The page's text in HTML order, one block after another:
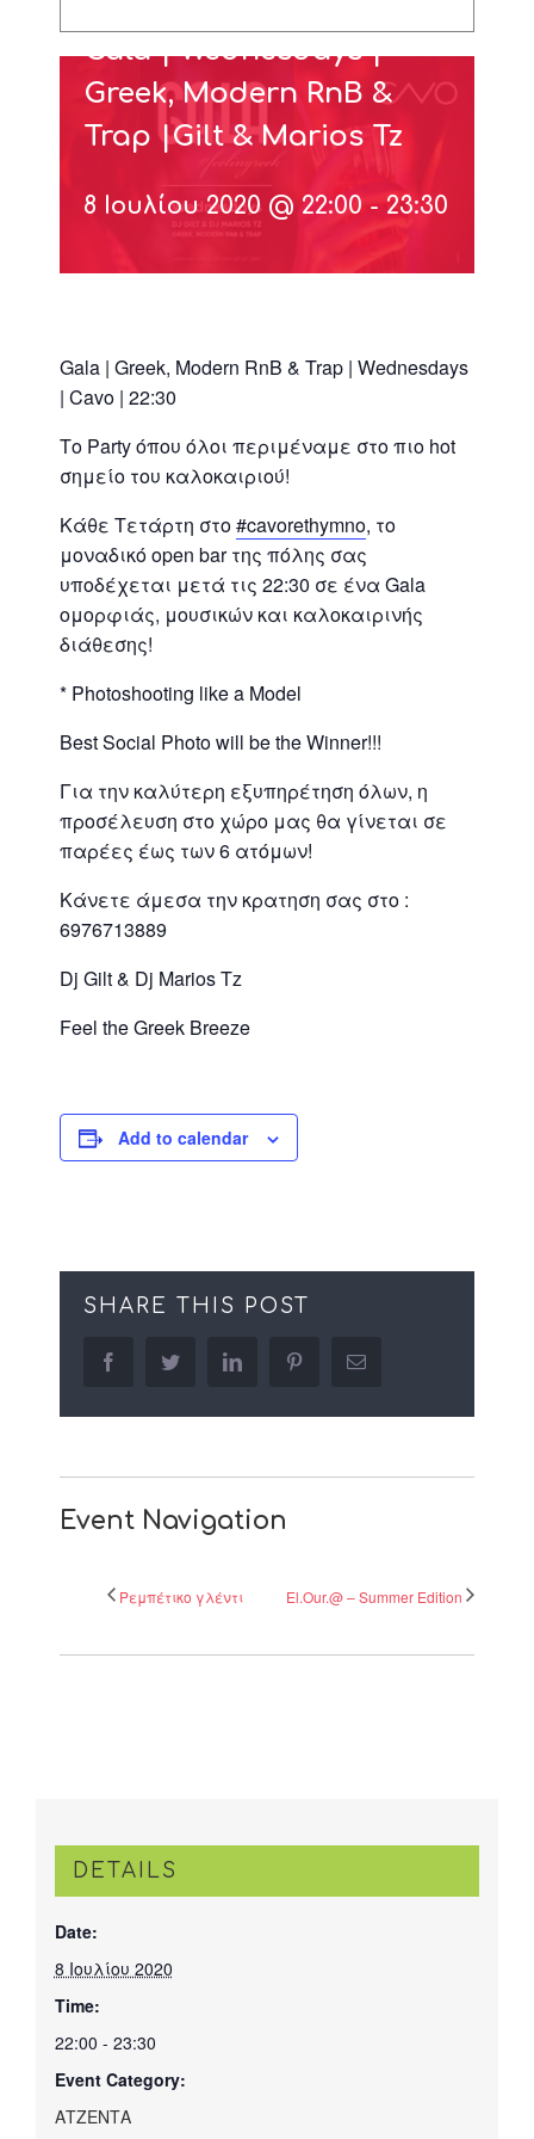
Gala | Wednesdays |
Greek, Modern RnB &
Trap |Gilt & Marios Tz
8 Ιουλίου 2020 @ 22:00 - 23:30
Gala | Greek, Modern RnB & Trap | Wednesdays
| Cavo | 22:30
Το Party όπου όλοι περιμέναμε στο πιο hot
σημείο του καλοκαιριού!
Κάθε Τετάρτη στο#cavorethymno, το
μοναδικό open bar της πόλης σας
υποδέχεται μετά τις 22:30 σε ένα Gala
ομορφιάς, μουσικών και καλοκαιρινής
διάθεσης!
* Photoshooting like a Model
Best Social Photo will be the Winner!!!
Για την καλύτερη εξυπηρέτηση όλων, η
προσέλευση στο χώρο μας θα γίνεται σε
παρέες έως των 6 ατόμων!
Κάνετε άμεσα την κρατηση σας στο :
6976713889
Dj Gilt & Dj Marios Tz
Feel the Greek Breeze
Add to calendar
SHARE THIS POST
facebooktwitter linkedin pinterestEmail
Event Navigation
Ρεμπέτικο γλέντι El.Our.@ – Summer Edition
DETAILS
Date:
8 Ιουλίου 2020
Time:
22:00 - 23:30
Event Category:
ΑΤΖΕΝΤΑ